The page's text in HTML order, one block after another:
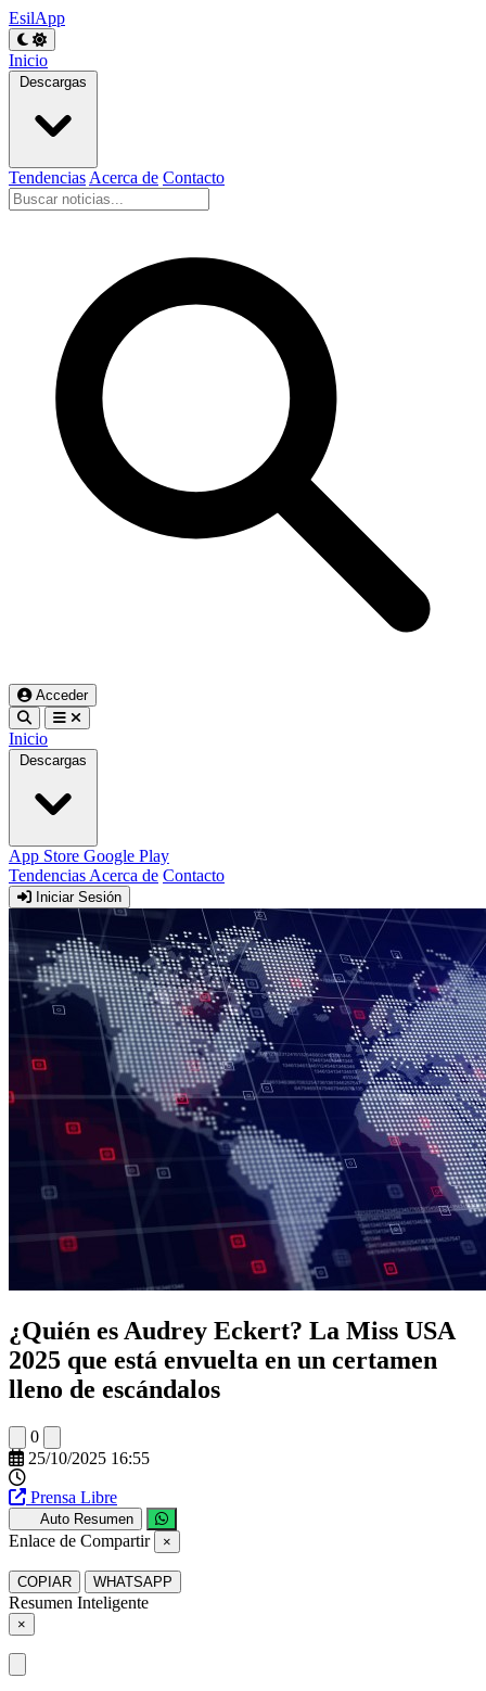
EsilApp
Inicio
Descargas
Tendencias Acerca de Contacto
Acceder
Inicio
Descargas
App Store Google Play
Tendencias Acerca de Contacto
Iniciar Sesión
¿Quién es Audrey Eckert? La Miss USA
2025 que está envuelta en un certamen
lleno de escándalos
0
25/10/2025 16:55
Prensa Libre
Auto Resumen
Enlace de Compartir ×
COPIAR WHATSAPP
Resumen Inteligente
×